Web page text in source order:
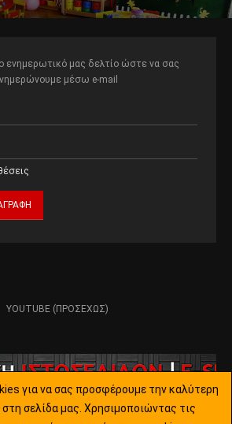
ενημερωτικό μας δελτίο ώστε να σας
μέσω e-mail
YOUTUBE (ΠΡΟΣΕΧΏΣ)
για να σας προσφέρουμε την καλύτερη
στη σελίδα μας. Χρησιμοποιώντας τις